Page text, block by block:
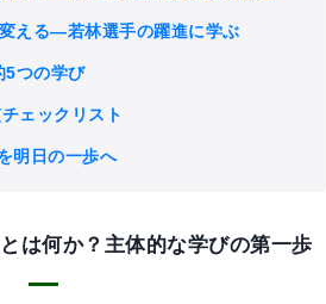
える—若林選手の躍進に学ぶ
つの学び
ェックリスト
明日の一歩へ
は何か？主体的な学びの第一歩